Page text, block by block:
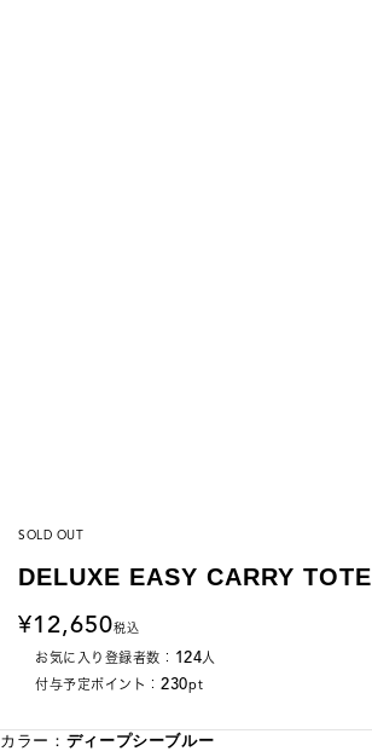
SOLD OUT
DELUXE EASY CARRY TOTE
12,650税込
お気に入り登録者数： 124人
付与予定ポイント： 230pt
カラー： ディープシーブルー